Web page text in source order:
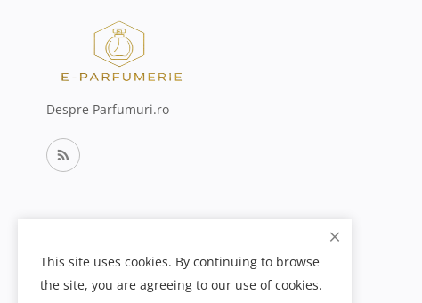
Despre Parfumuri.ro
This site uses cookies. By continuing to browse
the site, you are agreeing to our use of cookies.